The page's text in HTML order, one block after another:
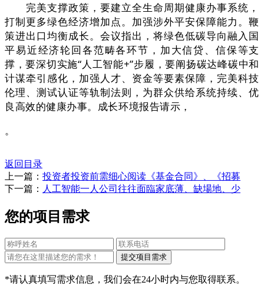
完美支撑政策，要建立全生命周期健康办事系统，
打制更多绿色经济增加点。加强涉外平安保障能力。鞭
策进出口均衡成长。会议指出，将绿色低碳导向融入国
平易近经济轮回各范畴各环节，加大信贷、信保等支
撑，要深切实施“人工智能+”步履，要阐扬碳达峰碳中和
计谋牵引感化，加强人才、资金等要素保障，完美科技
伦理、测试认证等轨制法则，为群众供给系统持续、优
良高效的健康办事。成长环境报告请示，
。
返回目录
上一篇： 投资者投资前需细心阅读《基金合同》、《招募
下一篇： 人工智能一人公司往往面臨家底薄、缺場地、少
您的项目需求
*请认真填写需求信息，我们会在24小时内与您取得联系。